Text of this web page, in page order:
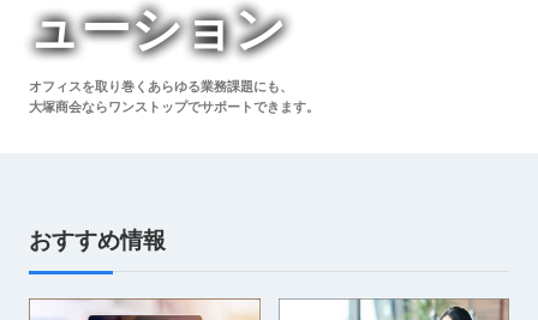
ューション
オフィスを取り巻くあらゆる業務課題にも、
大塚商会ならワンストップでサポートできます。
おすすめ情報